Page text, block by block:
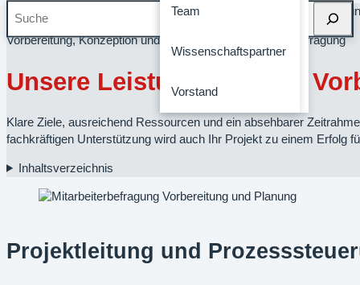
SAAS Plattform
Beratung und Coaching
Leistungsübersicht
Team
Wissenschaftspartner
Vorstand
Startseite Mitarbeiterbefragung
Vorbereitung, Konzeption und Planung einer Mitarbeiterbefragung
Unsere Leistungen in der
Klare Ziele, ausreichend Ressourcen und ein absehbarer
fachkräftigen Unterstützung wird auch Ihr Projekt zu einem Erfolg
Inhaltsverzeichnis
Projektleitung und